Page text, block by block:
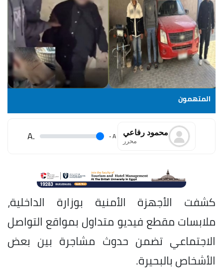
المتهمون
محمود رفاعي
محرر A
.
.A
كشفت الأجهزة الأمنية بوزارة الداخلية،
ملابسات مقطع فيديو متداول بمواقع التواصل
الاجتماعي تضمن حدوث مشاجرة بين بعض
الأشخاص بالبحيرة.